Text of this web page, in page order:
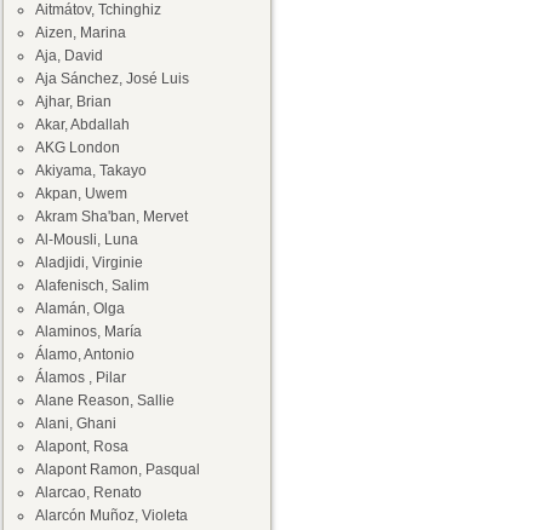
Aitmátov, Tchinghiz
Aizen, Marina
Aja, David
Aja Sánchez, José Luis
Ajhar, Brian
Akar, Abdallah
AKG London
Akiyama, Takayo
Akpan, Uwem
Akram Sha'ban, Mervet
Al-Mousli, Luna
Aladjidi, Virginie
Alafenisch, Salim
Alamán, Olga
Alaminos, María
Álamo, Antonio
Álamos , Pilar
Alane Reason, Sallie
Alani, Ghani
Alapont, Rosa
Alapont Ramon, Pasqual
Alarcao, Renato
Alarcón Muñoz, Violeta